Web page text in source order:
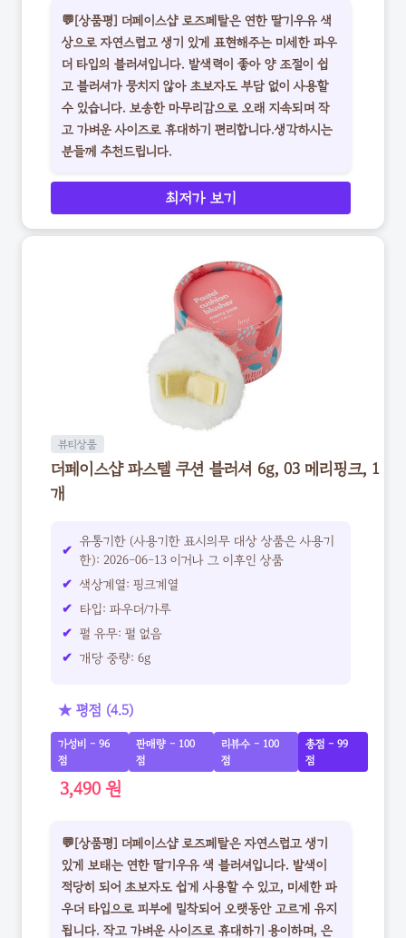
💬[상품평] 더페이스샵 로즈페탈은 연한 딸기우유 색
상으로 자연스럽고 생기 있게 표현해주는 미세한 파우
더 타입의 블러셔입니다. 발색력이 좋아 양 조절이 쉽
고 블러셔가 뭉치지 않아 초보자도 부담 없이 사용할
수 있습니다. 보송한 마무리감으로 오래 지속되며 작
고 가벼운 사이즈로 휴대하기 편리합니다.생각하시는
분들께 추천드립니다.
최저가 보기
뷰티상품
더페이스샵 파스텔 쿠션 블러셔 6g, 03 메리핑크, 1
개
유통기한 (사용기한 표시의무 대상 상품은 사용기
한): 2026-06-13 이거나 그 이후인 상품
색상계열: 핑크계열
타입: 파우더/가루
펄 유무: 펄 없음
개당 중량: 6g
★ 평점 (4.5)
가성비 - 96
점
판매량 - 100
점
리뷰수 - 100
점
총점 - 99
점
3,490 원
💬[상품평] 더페이스샵 로즈페탈은 자연스럽고 생기
있게 보태는 연한 딸기우유 색 블러셔입니다. 발색이
적당히 되어 초보자도 쉽게 사용할 수 있고, 미세한 파
우더 타입으로 피부에 밀착되어 오랫동안 고르게 유지
됩니다. 작고 가벼운 사이즈로 휴대하기 용이하며, 은